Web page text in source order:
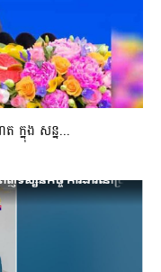
ក្នុង សន្ន...